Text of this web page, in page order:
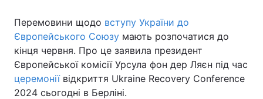
Перемовини щодо вступу України до
Європейського Союзу мають розпочатися до
кінця червня. Про це заявила президент
Європейської комісії Урсула фон дер Ляєн під час
церемонії відкриття Ukraine Recovery Conference
2024 сьогодні в Берліні.